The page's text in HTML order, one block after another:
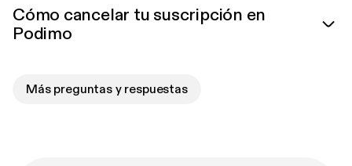
Cómo cancelar tu suscripción en
Podimo
Más preguntas y respuestas